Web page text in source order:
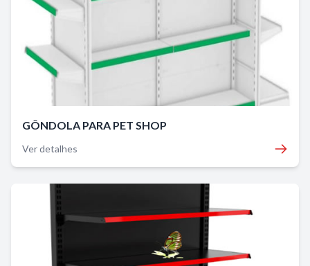
GÔNDOLA PARA PET SHOP
Ver detalhes